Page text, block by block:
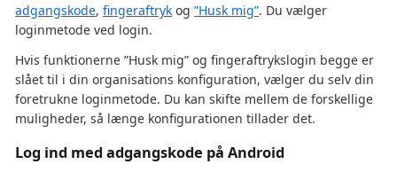
adgangskode, fingeraftryk og ”Husk mig”. Du vælger
loginmetode ved login.
Hvis funktionerne ”Husk mig” og fingeraftrykslogin begge er
slået til i din organisations konfiguration, vælger du selv din
foretrukne loginmetode. Du kan skifte mellem de forskellige
muligheder, så længe konfigurationen tillader det.
Log ind med adgangskode på Android